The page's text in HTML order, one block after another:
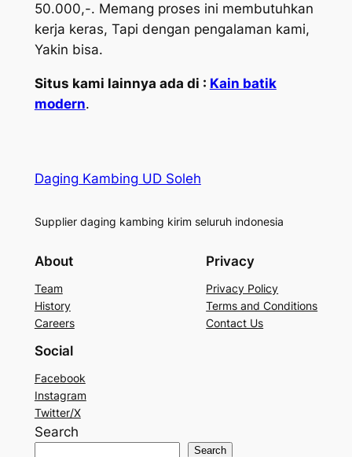
50.000,-. Memang proses ini membutuhkan
kerja keras, Tapi dengan pengalaman kami,
Yakin bisa.
Situs kami lainnya ada di : Kain batik
modern.
Daging Kambing UD Soleh
Supplier daging kambing kirim seluruh indonesia
About
Team
History
Careers
Privacy
Privacy Policy
Terms and Conditions
Contact Us
Social
Facebook
Instagram
Twitter/X
Search
Search